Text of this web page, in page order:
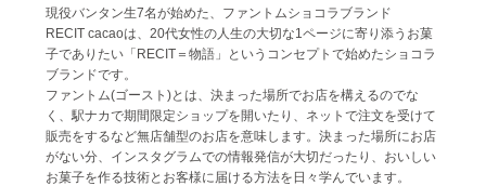
現役バンタン生7名が始めた、ファントムショコラブランド
RECIT cacaoは、20代女性の人生の大切な1ページに寄り添うお菓
子でありたい「RECIT＝物語」というコンセプトで始めたショコラ
ブランドです。
ファントム(ゴースト)とは、決まった場所でお店を構えるのでな
く、駅ナカで期間限定ショップを開いたり、ネットで注文を受けて
販売をするなど無店舗型のお店を意味します。決まった場所にお店
がない分、インスタグラムでの情報発信が大切だったり、おいしい
お菓子を作る技術とお客様に届ける方法を日々学んでいます。